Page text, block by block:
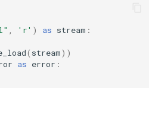
, 'r' ) as stream :
( stream))
as error :